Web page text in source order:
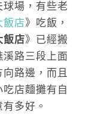
場，有些老
飯店》吃飯，
飯店》已經搬
路三段上面
路邊，而且
店麵攤有自
多好。